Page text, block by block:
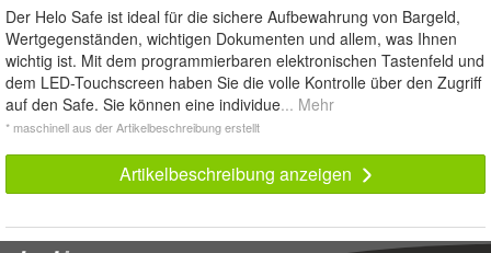
Der Helo Safe ist ideal für die sichere Aufbewahrung von Bargeld,
Wertgegenständen, wichtigen Dokumenten und allem, was Ihnen
wichtig ist. Mit dem programmierbaren elektronischen Tastenfeld und
dem LED-Touchscreen haben Sie die volle Kontrolle über den Zugriff
auf den Safe. Sie können eine individue... Mehr
* maschinell aus der Artikelbeschreibung erstellt
Artikelbeschreibung anzeigen